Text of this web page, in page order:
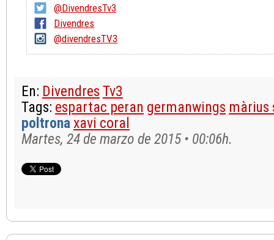
@DivendresTv3
Divendres
@divendresTV3
En: Divendres Tv3
Tags: espartac peran germanwings màrius
poltronaxavi coral
Martes, 24 de marzo de 2015 • 00:06h.